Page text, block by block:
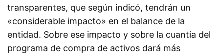
transparentes, que según indicó, tendrán un
«considerable impacto» en el balance de la
entidad. Sobre ese impacto y sobre la cuantía del
programa de compra de activos dará más